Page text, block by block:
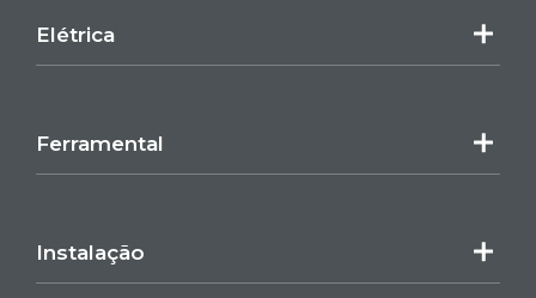
Elétrica
Ferramental
Instalação